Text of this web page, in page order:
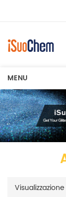
MENU
Visualizzazione